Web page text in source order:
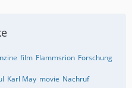
film Flammsrion Forschung
Karl May movie Nachruf